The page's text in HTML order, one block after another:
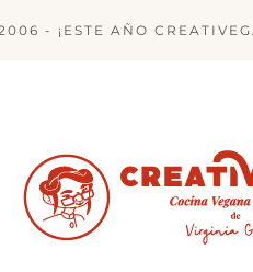
- ¡ESTE AÑO